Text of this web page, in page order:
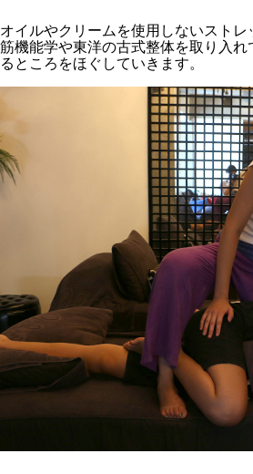
オイルやクリームを使用しないスト
筋機能学や東洋の古式整体を取り入
るところをほぐしていきます。